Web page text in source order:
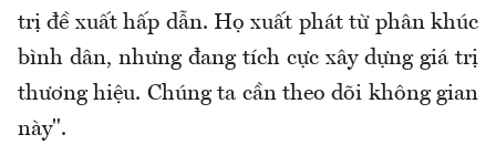
trị đề xuất hấp dẫn. Họ xuất phát từ phân khúc
bình dân, nhưng đang tích cực xây dựng giá trị
thương hiệu. Chúng ta cần theo dõi không gian
này".